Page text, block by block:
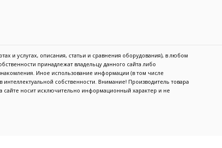
и услугах, описания, статьи и сравнения оборудования), в любом
принадлежат владельцу данного сайта либо
Иное использование информации (в том числе
собственности. Внимание! Производитель товара
сайте носит исключительно информационный характер и не